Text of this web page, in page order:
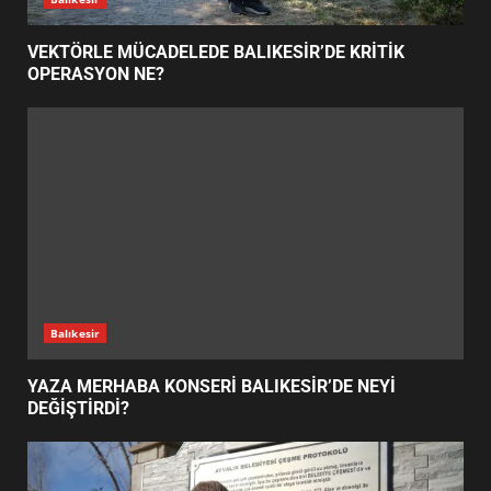
ALTIEYLÜL ASFALT ATAĞINI
HAMLEDE
7
NEYİ DEĞİŞTİRECEK?
VEKTÖRLE MÜCADELEDE BALIKESİR’DE KRİTİK
OPERASYON NE?
Balıkesir
YAZA MERHABA KONSERİ BALIKESİR’DE NEYİ
DEĞİŞTİRDİ?